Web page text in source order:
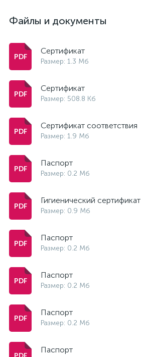
Файлы и документы
Сертификат
Размер: 1.3 Мб
Сертификат
Размер: 508.8 Кб
Сертификат соответствия
Размер: 1.9 Мб
Паспорт
Размер: 0.2 Мб
Гигиенический сертификат
Размер: 0.9 Мб
Паспорт
Размер: 0.2 Мб
Паспорт
Размер: 0.2 Мб
Паспорт
Размер: 0.2 Мб
Паспорт